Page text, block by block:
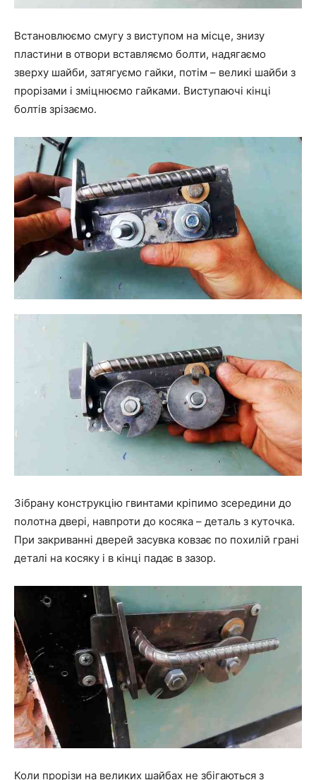
Встановлюємо смугу з виступом на місце, знизу
пластини в отвори вставляємо болти, надягаємо
зверху шайби, затягуємо гайки, потім – великі шайби з
прорізами і зміцнюємо гайками. Виступаючі кінці
болтів зрізаємо.
Зібрану конструкцію гвинтами кріпимо зсередини до
полотна двері, навпроти до косяка – деталь з куточка.
При закриванні дверей засувка ковзає по похилій грані
деталі на косяку і в кінці падає в зазор.
Коли прорізи на великих шайбах не збігаються з